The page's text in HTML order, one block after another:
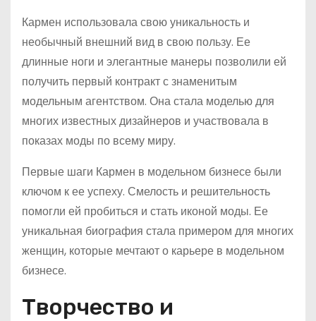
Кармен использовала свою уникальность и
необычный внешний вид в свою пользу. Ее
длинные ноги и элегантные манеры позволили ей
получить первый контракт с знаменитым
модельным агентством. Она стала моделью для
многих известных дизайнеров и участвовала в
показах моды по всему миру.
Первые шаги Кармен в модельном бизнесе были
ключом к ее успеху. Смелость и решительность
помогли ей пробиться и стать иконой моды. Ее
уникальная биография стала примером для многих
женщин, которые мечтают о карьере в модельном
бизнесе.
Творчество и